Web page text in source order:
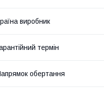
виробник
термін
обертання